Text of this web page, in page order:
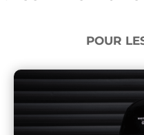
POUR